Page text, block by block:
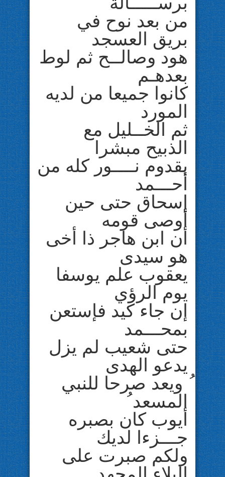
من بعد نوح في
بريق العسجد
هود وصالــح ثم لوط
بعدهـم
كانوا جميعا من لديه
المورد
ثم الخــليل مع
الذبيح مبشرا
بقدوم نــــور كله من
أحـــمد
إسحاق حتى حين
أوصى قومه
أن ابن هاجر ذا أخى
هو سيدى
يعقوب علم يوسفا
يوم الرؤي
إن جاء كيد فإستعن
بمحـــمد
حتى شعيب لم يزل
يدعو الهدى
ُ ويعد صرحا للنبي
المسعد ُ
أيوب كان بصبره
جـــزءا لديك
ولكم صبرت على